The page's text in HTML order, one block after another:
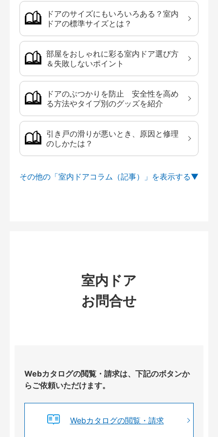
ドアのサイズにもいろいろある？室内
ドアの標準サイズとは？
部屋をおしゃれに彩る室内ドア選び方
＆失敗しないポイント
ドアのぶつかりを防止 安全性を高め
る方法やタイプ別のグッズを紹介
引き戸の滑りが悪いとき、原因と修理
のしかたは？
その他の「室内ドアコラム（記事）」を
室内ドア
お問合せ
Webカタログの閲覧・請求は、下記のボタンか
らご依頼いただけます。
Webカタログの閲覧・請求